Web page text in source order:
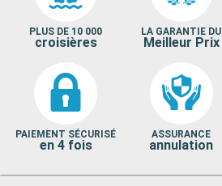
PLUS DE 10 000
croisières
LA GARANTIE DU
Meilleur Prix
PAIEMENT SÉCURISÉ
en 4 fois
ASSURANCE
annulation